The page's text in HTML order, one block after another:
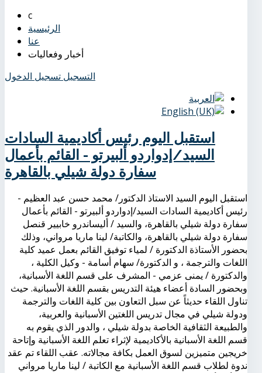
الرئيسية
عنا
أخبار وفعاليات
التسجيل تسجيل الدخول
استقبل اليوم رئيس أكاديمية السادات
السيد/إدواردو ألبيرتو - القائم بأعمال
سفارة دولة شيلي بالقاهرة
استقبل اليوم السيد الاستاذ الدكتور/ محمد حسن عبد العظيم -
رئيس أكاديمية السادات السيد/إدواردو ألبيرتو - القائم بأعمال
سفارة دولة شيلي بالقاهرة، والسيد / أليساندرو خابيير قنصل
سفارة دولة شيلي بالقاهرة، والكاتبة/ لينا ماريا مرواني، وذلك
بحضور الأستاذة الدكتورة / لمياء توفيق القائم بعمل عميد كلية
اللغات والترجمة ، و الدكتورة/ سهام أسامة - وكيل الكلية ،
والدكتورة / يمنى عزمي - المشرف على قسم اللغة الأسبانية،
وبحضور السادة أعضاء هيئة التدريس بقسم اللغة الأسبانية. حيث
تناول اللقاء حديثاً عن سبل التعاون بين كلية اللغات والترجمة
ودولة شيلي في مجال تدريس اللغتين الأسبانية والعربية،
والطبيعة الثقافية الخاصة بدولة شيلي ، والدور الذي يقوم به
قسم اللغة الأسبانية بالأكاديمية لإثراء تعلم اللغة الأسبانية وإتاحة
خريجين متميزين لسوق العمل بكافة مجالاته. عقب اللقاء تم عقد
ندوة لطلاب قسم اللغة الأسبانية مع الكاتبة / لينا ماريا مرواني